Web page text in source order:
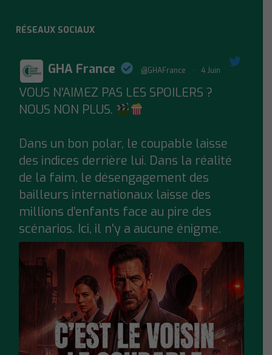
RÉSEAUX SOCIAUX
;
GHA France @GHAFrance · 4 Juin
VOUS N'AIMEZ PAS LES SPOILERS ?
NOUS NON PLUS.
Dans un bon polar, le coupable laisse
des indices derrière lui. Dans la réalité
de la faim, le désengagement des
bailleurs internationaux laisse des
millions d’enfants face au pire des
scénarios. Ici, il n'y a aucune énigme.